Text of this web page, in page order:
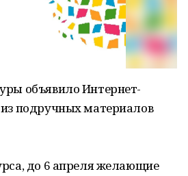
объявило Интернет-
подручных материалов
до 6 апреля желающие